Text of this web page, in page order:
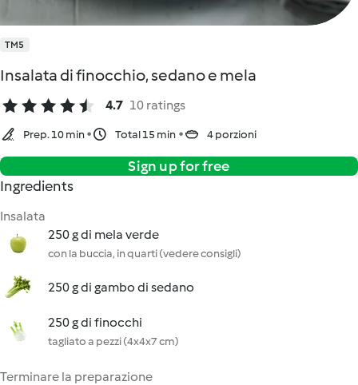
TM5
Insalata di finocchio, sedano e mela
4.7 10 ratings
Prep. 10 min Total 15 min 4 porzioni
Sign up for free
Ingredients
Insalata
250 g di mela verde
con la buccia, in quarti (vedere consigli)
250 g di gambo di sedano
250 g di finocchi
tagliato a pezzi (4x4x7 cm)
Terminare la preparazione